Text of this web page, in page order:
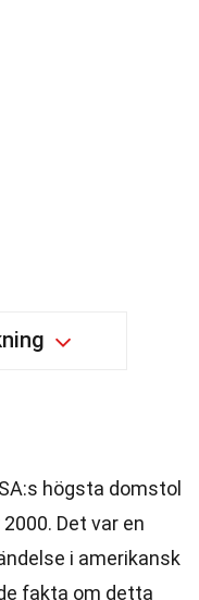
högsta domstol
Det var en
i amerikansk
fakta om detta